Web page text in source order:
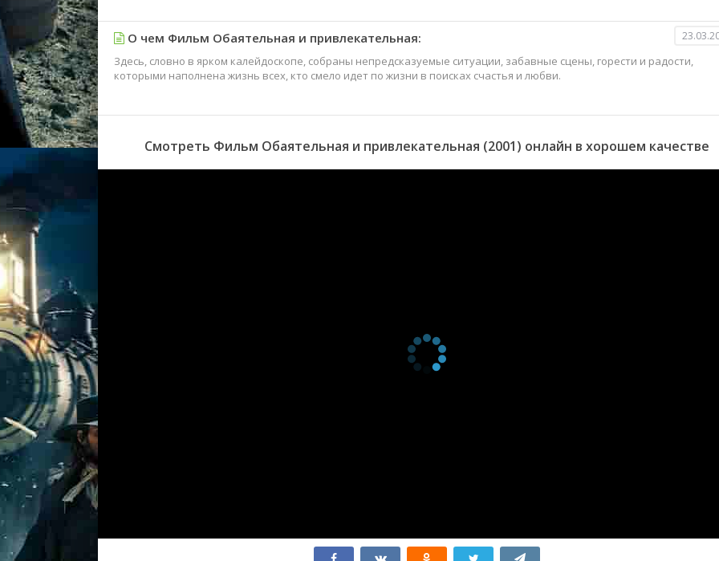
О чем Фильм Обаятельная и привлекательная:
Здесь, словно в ярком калейдоскопе, собраны непредсказуемые ситуации, забавные сцены, горести и радости,
которыми наполнена жизнь всех, кто смело идет по жизни в поисках счастья и любви.
Смотреть Фильм Обаятельная и привлекательная (2001) онлайн в хорошем качестве